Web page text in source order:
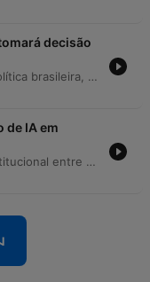
decisão
O episódio aborda a complexa dinâmica política brasileira, analisando a viabilidade da candidatura de Flávio Bolsonaro e os desafios estratégicos envolvendo o Centrão, o tempo de TV e as redes sociais. O debate explora as tensões entre os poderes, criticando possíveis interferências do Judiciário na autonomia partidária e manobras institucionais no STF. A discussão avança para a guerra cultural e a assimetria de narrativas entre esquerda e direita, examinando o uso de pautas identitárias e a percepção de parcialidade da mídia e das instituições. Por fim, os interlocutores debatem a desconexão entre o Estado e a população, além de analisar o cenário econômico e as movimentações políticas recentes.
de IA em
O episódio aborda a crescente tensão institucional entre o STF e o TSE, analisando o conflito de competências, a possível intervenção do Supremo em decisões da Justiça Eleitoral e os impactos do uso de inteligência artificial nas campanhas. Os debates exploram a concentração de poderes no Judiciário e as consequências para a autonomia das instituições brasileiras. A discussão estende-se ao cenário econômico, tratando do déficit fiscal, da inflação e do impacto dos impostos no poder de compra da população. O programa também aborda investigações sobre tráfico de influência, movimentações políticas para as próximas eleições, a situação política na Bolívia e o fechamento do mercado financeiro.